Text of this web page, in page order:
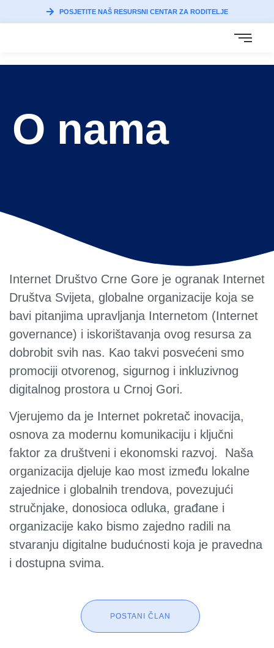
POSJETITE NAŠ RESURSNI CENTAR ZA RODITELJE
O nama
Internet Društvo Crne Gore je ogranak Internet
Društva Svijeta, globalne organizacije koja se
bavi pitanjima upravljanja Internetom (Internet
governance) i iskorištavanja ovog resursa za
dobrobit svih nas. Kao takvi posvećeni smo
promociji otvorenog, sigurnog i inkluzivnog
digitalnog prostora u Crnoj Gori.
Vjerujemo da je Internet pokretač inovacija,
osnova za modernu komunikaciju i ključni
faktor za društveni i ekonomski razvoj. Naša
organizacija djeluje kao most između lokalne
zajednice i globalnih trendova, povezujući
stručnjake, donosioca odluka, građane i
organizacije kako bismo zajedno radili na
stvaranju digitalne budućnosti koja je pravedna
i dostupna svima.
POSTANI ČLAN